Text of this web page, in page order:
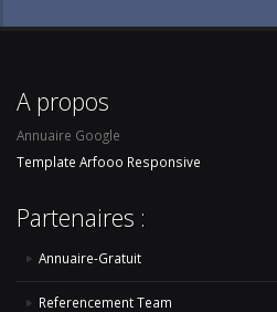
A propos
Annuaire Google
Template Arfooo Responsive
Partenaires :
Annuaire-Gratuit
Referencement Team